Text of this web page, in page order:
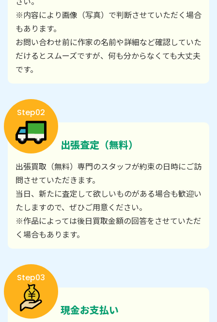
※内容により画像（写真）で判断させていただく場合
もあります。
お問い合わせ前に作家の名前や詳細など確認していた
だけるとスムーズですが、何も分からなくても大丈夫
です。
Step02
出張査定（無料）
出張買取（無料）専門のスタッフが約束の日時にご訪
問させていただきます。
当日、新たに査定して欲しいものがある場合も歓迎い
たしますので、ぜひご用意ください。
※作品によっては後日買取金額の回答をさせていただ
く場合もあります。
Step03
現金お支払い